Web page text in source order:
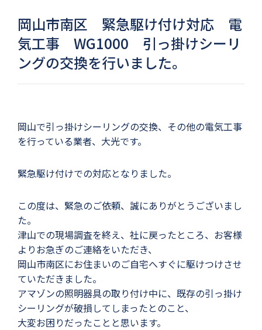
岡山市南区 緊急駆け付け対応 電
気工事 WG1000 引っ掛けシーリ
ングの交換を行いました。
岡山で引っ掛けシーリングの交換、その他の電気工事
を行っている業者、大光です。
緊急駆け付けでの対応となりました。
この度は、緊急のご依頼、誠にありがとうございまし
た。
津山での現場調査を終え、社に戻ったところ、お客様
よりお急ぎのご連絡をいただき、
岡山市南区にお住まいのご自宅へすぐに駆けつけさせ
ていただきました。
アマゾンの照明器具の取り付け中に、既存の引っ掛け
シーリングが破損してしまったとのこと、
大変お困りだったことと思います。